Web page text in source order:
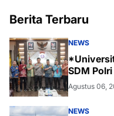
Berita Terbaru
NEWS
SDM
Agustus 06,
NEWS